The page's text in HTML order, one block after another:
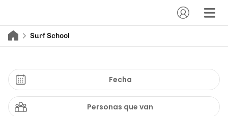
Surf School
Fecha
Personas que van